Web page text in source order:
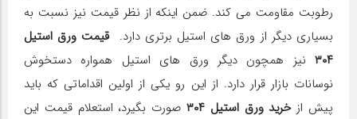
رطوبت مقاومت می کند. ضمن اینکه از نظر قیمت نیز نسبت به
بسیاری دیگر از ورق های استیل برتری دارد. قیمت ورق استیل
۳۰۴ نیز همچون دیگر ورق های استیل همواره دستخوش
نوسانات بازار قرار دارد. از این رو یکی از اولین اقداماتی که باید
پیش ازخرید ورق استیل ۳۰۴
صورت بگیرد، استعلام قیمت این